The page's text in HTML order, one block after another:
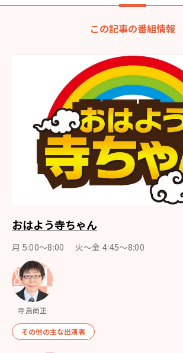
この記事の番組情報
おはよう寺ちゃん
月 5:00～8:00 火～金 4:45～8:00
寺島尚正
その他の主な出演者